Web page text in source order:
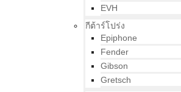
EVH
กีต้าร์โปร่ง
Epiphone
Fender
Gibson
Gretsch